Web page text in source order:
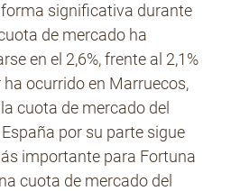
significativa durante
de mercado ha
en el 2,6%, frente al 2,1%
ocurrido en Marruecos,
cuota de mercado del
por su parte sigue
importante para Fortuna
cuota de mercado del